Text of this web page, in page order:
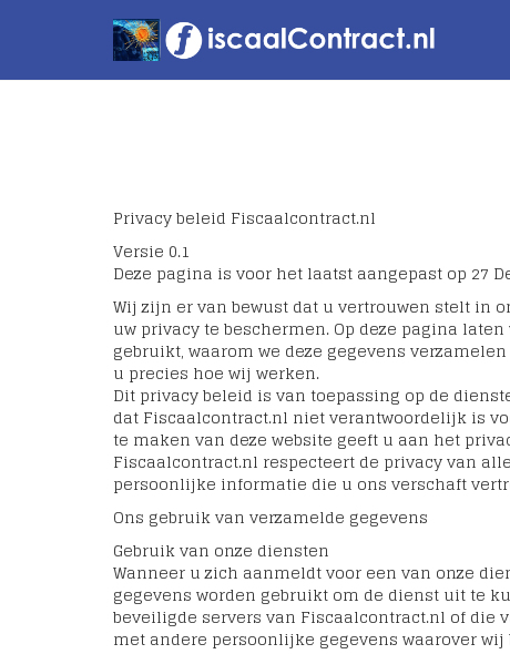
Privacy beleid Fiscaalcontract.nl
Versie 0.1
Deze pagina is voor het laatst aangepast op 27
Wij zijn er van bewust dat u vertrouwen stelt in
uw privacy te beschermen. Op deze pagina
gebruikt, waarom we deze gegevens
u precies hoe wij werken.
Dit privacy beleid is van toepassing op de
dat Fiscaalcontract.nl niet verantwoordelijk is
te maken van deze website geeft u aan het
Fiscaalcontract.nl respecteert de privacy van
persoonlijke informatie die u ons verschaft
Ons gebruik van verzamelde gegevens
Gebruik van onze diensten
Wanneer u zich aanmeldt voor een van onze
gegevens worden gebruikt om de dienst uit te
beveiligde servers van Fiscaalcontract.nl of die
met andere persoonlijke gegevens waarover